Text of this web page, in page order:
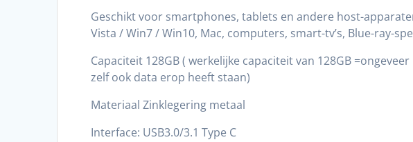
Geschikt voor smartphones, tablets en andere host-
Vista / Win7 / Win10, Mac, computers, smart-tv’s, Blue-ray-
Capaciteit 128GB ( werkelijke capaciteit van 128GB
zelf ook data erop heeft staan)
Materiaal Zinklegering metaal
Interface: USB3.0/3.1 Type C